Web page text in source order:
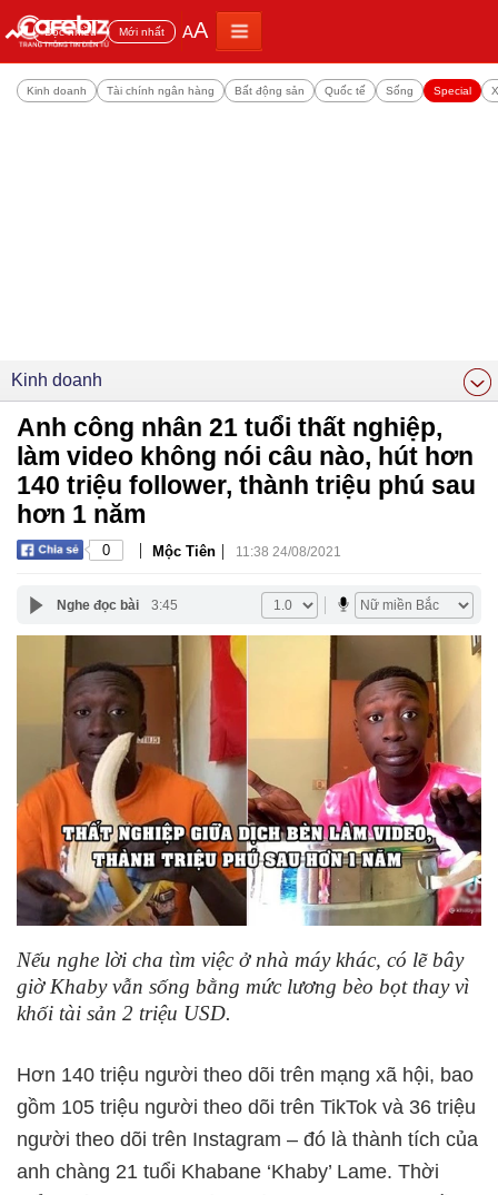
Đọc nhiều Mới nhất AA
Kinh doanh Tài chính ngân hàng Bất động sản Quốc tế Sống Special
Kinh doanh
Anh công nhân 21 tuổi thất nghiệp,
làm video không nói câu nào, hút hơn
140 triệu follower, thành triệu phú sau
hơn 1 năm
0 | Mộc Tiên | 11:38 24/08/2021
Nghe đọc bài 3:45
Nếu nghe lời cha tìm việc ở nhà máy khác, có lẽ bây
giờ Khaby vẫn sống bằng mức lương bèo bọt thay vì
khối tài sản 2 triệu USD.
Hơn 140 triệu người theo dõi trên mạng xã hội, bao
gồm 105 triệu người theo dõi trên TikTok và 36 triệu
người theo dõi trên Instagram – đó là thành tích của
anh chàng 21 tuổi Khabane ‘Khaby’ Lame. Thời